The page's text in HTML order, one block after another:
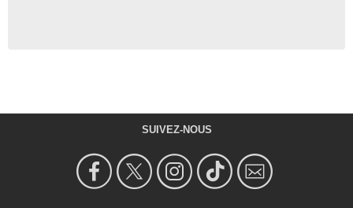
SUIVEZ-NOUS